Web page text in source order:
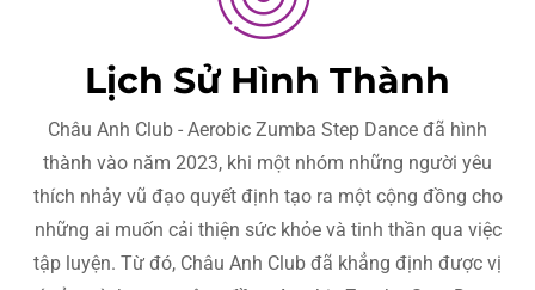
Lịch Sử Hình Thành
Châu Anh Club - Aerobic Zumba Step Dance đã hình
thành vào năm 2023, khi một nhóm những người yêu
thích nhảy vũ đạo quyết định tạo ra một cộng đồng cho
những ai muốn cải thiện sức khỏe và tinh thần qua việc
tập luyện. Từ đó, Châu Anh Club đã khẳng định được vị